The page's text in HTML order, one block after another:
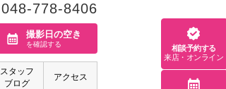
048-778-8406
撮影日の空き
を確認する
スタッフ
ブログ
アクセス
相談予約する
来店・オンライン